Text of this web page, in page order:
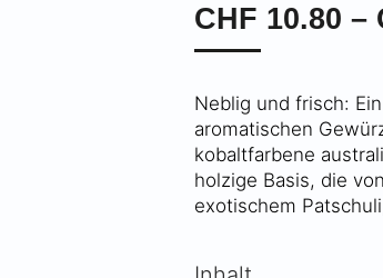
CHF 10.80 –
Neblig und frisch:
aromatischen
kobaltfarbene
holzige Basis, die
exotischem